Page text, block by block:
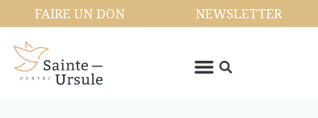
FAIRE UN DON NEWSLETTER